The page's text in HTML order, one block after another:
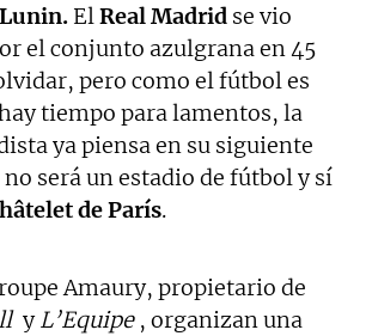
Lunin. ElReal Madrid se vio
el conjunto azulgrana en 45
pero como el fútbol es
tiempo para lamentos, la
ya piensa en su siguiente
será un estadio de fútbol y sí
de París.
Amaury, propietario de
yL’Equipe , organizan una